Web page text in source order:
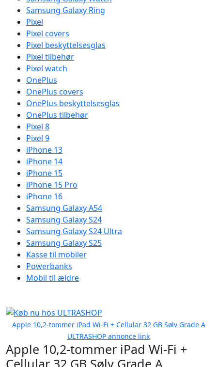
Samsung Galaxy Ring
Pixel
Pixel covers
Pixel beskyttelsesglas
Pixel tilbehør
Pixel watch
OnePlus
OnePlus covers
OnePlus beskyttelsesglas
OnePlus tilbehør
Pixel 8
Pixel 9
iPhone 13
iPhone 14
iPhone 15
iPhone 15 Pro
iPhone 16
Samsung Galaxy A54
Samsung Galaxy S24
Samsung Galaxy S24 Ultra
Samsung Galaxy S25
Kasse til mobiler
Powerbanks
Mobil til ældre
Apple 10,2-tommer iPad Wi-Fi + Cellular 32 GB Sølv Grade A
ULTRASHOP annonce link
Apple 10,2-tommer iPad Wi-Fi +
Cellular 32 GB Sølv Grade A